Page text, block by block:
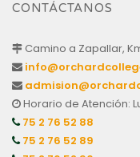
CONTÁCTANOS
Camino a Zapallar,
Horario de Atención:
75 2 76 52 88
75 2 76 52 89